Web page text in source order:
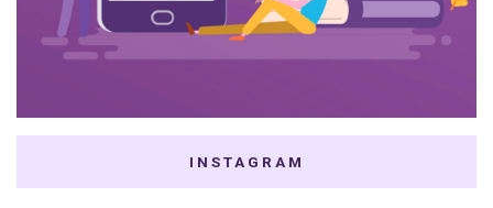
INSTAGRAM